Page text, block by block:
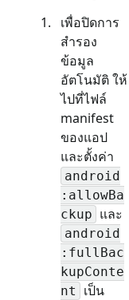
เพื่อปิดการ
สำรอง
ข้อมูล
อัตโนมัติ ให้
ไปที่ไฟล์
manifest
ของแอป
และตั้งค่า
android
:allowBa
ckup และ
android
:fullBac
kupConte
nt
เป็น